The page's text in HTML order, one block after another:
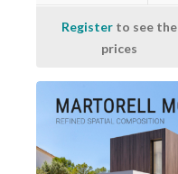
Register to see the
prices